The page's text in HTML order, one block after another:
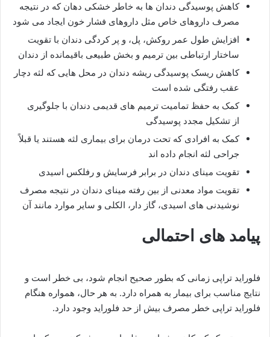
کاهش پوسیدگی دندان ها به خاطر خشکی دهان که در نتیجه
مصرف داروهای خاص مثل داروهای فشار خون ایجاد می شود
افزایش طول عمر روکش، پل، و پر کردگی دندان با تقویت
ساختار ارتباطی بین ترمیم و بخش طبیعی باقیمانده از دندان
کاهش ریسک پوسیدگی ریشه دندان در محل هایی که لثه دچار
عقب رفتگی شده است
کمک به حفظ تمامیت ترمیم های قدیمی دندان با جلوگیری
از تشکیل مجدد پوسیدگی
کمک به افرادی که تحت درمان برای بیماری لثه هستند یا قبلاً
جراحی لثه انجام داده اند
تقویت مینای دندان در برابر فرسایش و رفلکس اسیدی
تقویت مواد معدنی از بین رفته مینای دندان در نتیجه مصرف
نوشیدنی های اسیدی، گاز دار، الکلی و سایر موارد مانند آن
پیامد های احتمالی
فلوراید تراپی زمانی که بطور صحیح انجام شود، بی خطر است و
نتایج مناسب برای بیمار به همراه دارد. به هر حال، همواره هنگام
فلوراید تراپی خطر مصرف بیش از حد فلوراید وجود دارد.